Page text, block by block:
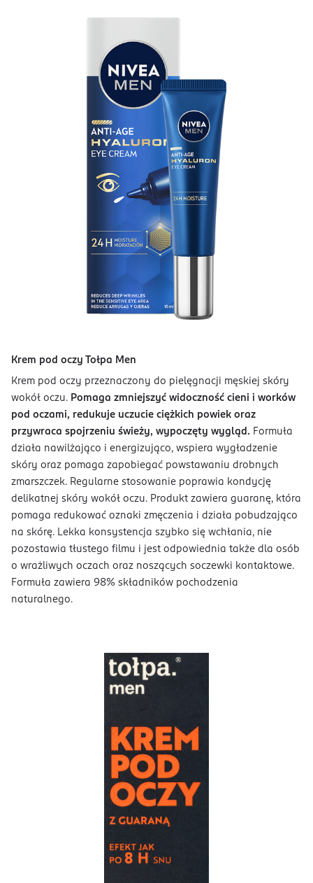
Krem pod oczy Tołpa Men
Krem pod oczy przeznaczony do pielęgnacji męskiej skóry
wokół oczu. Pomaga zmniejszyć widoczność cieni i worków
pod oczami, redukuje uczucie ciężkich powiek oraz
przywraca spojrzeniu świeży, wypoczęty wygląd. Formuła
działa nawilżająco i energizująco, wspiera wygładzenie
skóry oraz pomaga zapobiegać powstawaniu drobnych
zmarszczek. Regularne stosowanie poprawia kondycję
delikatnej skóry wokół oczu. Produkt zawiera guaranę, która
pomaga redukować oznaki zmęczenia i działa pobudzająco
na skórę. Lekka konsystencja szybko się wchłania, nie
pozostawia tłustego filmu i jest odpowiednia także dla osób
o wrażliwych oczach oraz noszących soczewki kontaktowe.
Formuła zawiera 98% składników pochodzenia
naturalnego.